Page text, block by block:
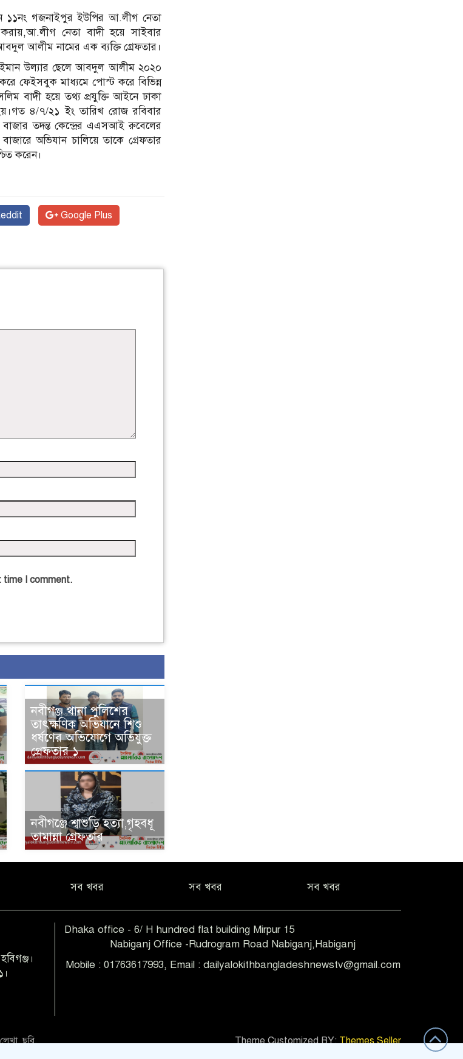
১১নং গজনাইপুর ইউপির আ.লীগ নেতা
নেতা বাদী হয়ে সাইবার
আলীম নামের এক ব্যক্তি গ্রেফতার।
ইমান উল্যার ছেলে আবদুল আলীম ২০২০
ফেইসবুক মাধ্যমে পোস্ট করে বিভিন্ন
বাদী হয়ে তথ্য প্রযুক্তি আইনে ঢাকা
হয়।গত ৪/৭/২১ ইং তারিখ রোজ রবিবার
বাজার তদন্ত কেন্দ্রের এএসআই রুবেলের
অভিযান চালিয়ে তাকে গ্রেফতার
করেন।
Google Plus
time I comment.
নবীগঞ্জ থানা পুলিশের
তাৎক্ষণিক অভিযানে শিশু
ধর্ষণের অভিযোগে অভিযুক্ত
গ্রেফতার ১
নবীগঞ্জে শ্বাশুড়ি হত্যা,গৃহবধূ
তামান্না গ্রেফতার
সব খবর সব খবর সব খবর
Dhaka office - 6/ H hundred flat building Mirpur 15
Nabiganj Office -Rudrogram Road Nabiganj,Habiganj
Mobile : 01763617993, Email : dailyalokithbangladeshnewstv@gmail.com
ছবি,
Theme Customized BY:Themes Seller